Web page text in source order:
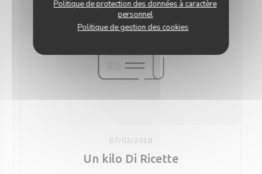
Politique de protection des données à caractère
personnel
Politique de gestion des cookies
07/02/2018
Un kilo Di Ricette